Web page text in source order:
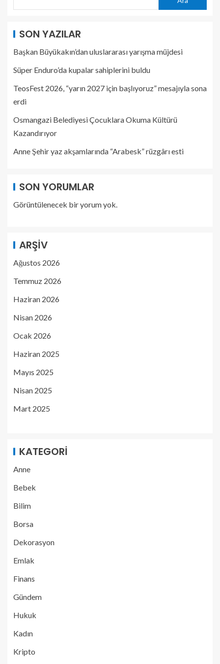
SON YAZILAR
Başkan Büyükakın’dan uluslararası yarışma müjdesi
Süper Enduro’da kupalar sahiplerini buldu
TeosFest 2026, “yarın 2027 için başlıyoruz” mesajıyla sona
erdi
Osmangazi Belediyesi Çocuklara Okuma Kültürü
Kazandırıyor
Anne Şehir yaz akşamlarında “Arabesk” rüzgârı esti
SON YORUMLAR
Görüntülenecek bir yorum yok.
ARŞIV
Ağustos 2026
Temmuz 2026
Haziran 2026
Nisan 2026
Ocak 2026
Haziran 2025
Mayıs 2025
Nisan 2025
Mart 2025
KATEGORI
Anne
Bebek
Bilim
Borsa
Dekorasyon
Emlak
Finans
Gündem
Hukuk
Kadın
Kripto